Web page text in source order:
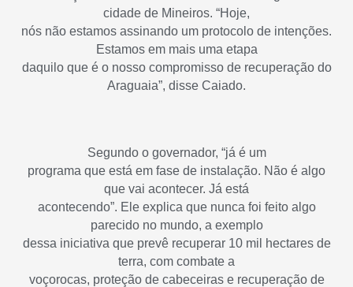
cidade de Mineiros. “Hoje,
nós não estamos assinando um protocolo de intenções.
Estamos em mais uma etapa
daquilo que é o nosso compromisso de recuperação do
Araguaia”, disse Caiado.
Segundo o governador, “já é um
programa que está em fase de instalação. Não é algo
que vai acontecer. Já está
acontecendo”. Ele explica que nunca foi feito algo
parecido no mundo, a exemplo
dessa iniciativa que prevê recuperar 10 mil hectares de
terra, com combate a
voçorocas, proteção de cabeceiras e recuperação de